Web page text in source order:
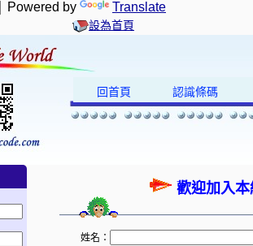
Powered by Translate
設為首頁
回首頁 認識條碼
歡迎加入
姓名：